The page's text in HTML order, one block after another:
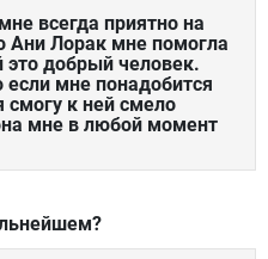
всегда приятно на
Ани Лорак мне помогла
это добрый человек.
если мне понадобится
смогу к ней смело
мне в любой момент